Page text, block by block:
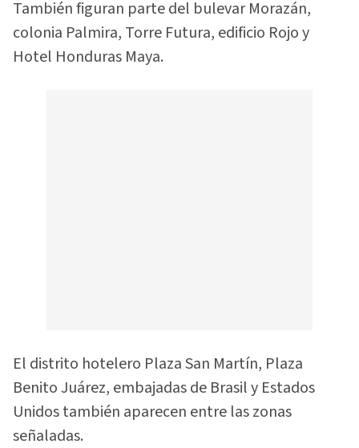
También figuran parte del bulevar Morazán,
colonia Palmira, Torre Futura, edificio Rojo y
Hotel Honduras Maya.
El distrito hotelero Plaza San Martín, Plaza
Benito Juárez, embajadas de Brasil y Estados
Unidos también aparecen entre las zonas
señaladas.